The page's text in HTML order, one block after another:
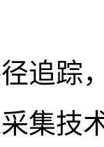
追踪
集技